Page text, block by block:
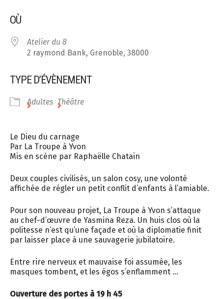
OÙ
Atelier du 8
2 raymond Bank, Grenoble, 38000
TYPE D’ÉVÈNEMENT
Adultes Théâtre
Le Dieu du carnage
​Par La Troupe à Yvon
Mis en scène par Raphaëlle Chatain
Deux couples civilisés, un salon cosy, une volonté
affichée de régler un petit conflit d’enfants à l’amiable.
​Pour son nouveau projet, La Troupe à Yvon s’attaque
au chef-d’œuvre de Yasmina Reza. Un huis clos où la
politesse n’est qu’une façade et où la diplomatie finit
par laisser place à une sauvagerie jubilatoire.
​Entre rire nerveux et mauvaise foi assumée, les
masques tombent, et les égos s’enflamment …
Ouverture des portes à 19 h 45